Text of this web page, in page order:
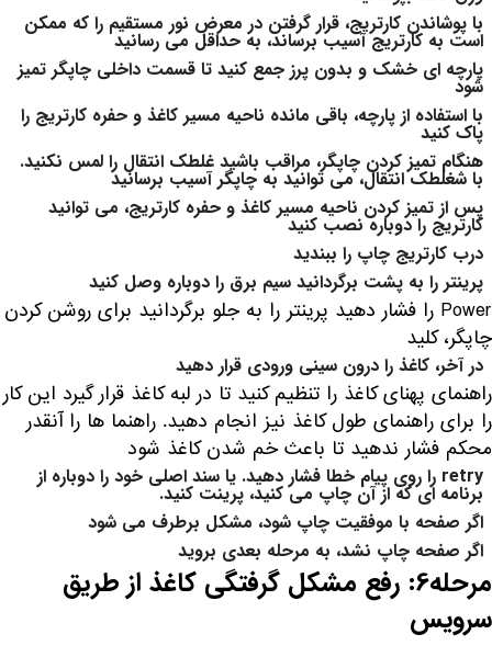
با پوشاندن کارتریج، قرار گرفتن در معرض نور مستقیم را که ممکن
است به کارتریج آسیب برساند، به حداقل می رسانید
پارچه ای خشک و بدون پرز جمع کنید تا قسمت داخلی چاپگر تمیز
شود
با استفاده از پارچه، باقی مانده ناحیه مسیر کاغذ و حفره کارتریج را
پاک کنید
هنگام تمیز کردن چاپگر، مراقب باشید غلطک انتقال را لمس نکنید.
با شغلطک انتقال، می توانید به چاپگر آسیب برسانید
پس از تمیز کردن ناحیه مسیر کاغذ و حفره کارتریج، می توانید
کارتریج را دوباره نصب کنید
درب کارتریج چاپ را ببندید
پرینتر را به پشت برگردانید سیم برق را دوباره وصل کنید
Power را فشار دهید پرینتر را به جلو برگردانید برای روشن کردن
چاپگر، کلید
در آخر، کاغذ را درون سینی ورودی قرار دهید
راهنمای پهنای کاغذ را تنظیم کنید تا در لبه کاغذ قرار گیرد این کار
را برای راهنمای طول کاغذ نیز انجام دهید. راهنما ها را آنقدر
محکم فشار ندهید تا باعث خم شدن کاغذ شود
retry را روی پیام خطا فشار دهید. یا سند اصلی خود را دوباره از
برنامه ای که از آن چاپ می کنید، پرینت کنید.
اگر صفحه با موفقیت چاپ شود، مشکل برطرف می شود
اگر صفحه چاپ نشد، به مرحله بعدی بروید
مرحله6: رفع مشکل گرفتگی کاغذ از طریق
سرویس